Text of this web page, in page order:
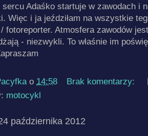
sercu Adaśko startuje w zawodach i
Więc i ja jeździłam na wszystkie
fotoreporter. Atmosfera zawodów
- niezwykli. To właśnie im
o 14:58
Brak komentarzy:
motocykl
października 2012